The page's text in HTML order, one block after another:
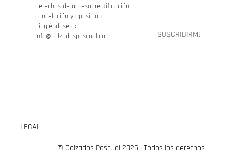
derechos de acceso, rectificación,
cancelación y oposición
dirigiéndose a:
info@calzadospascual.com
LEGAL
© Calzados Pascual 2025 · Todos los derechos